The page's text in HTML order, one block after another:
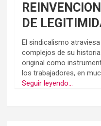
DE
El sindicalismo
complejos de su
original como
los trabajadores, en
Seguir leyendo...